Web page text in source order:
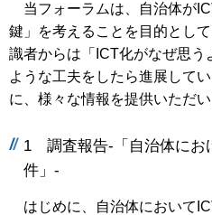
当フォーラムは、自治体が
鍵」を考えることを目的とし
識者からは「ICT化がなぜ思
ような工夫をしたら進展して
に、様々な情報を提供いただい
1 調査報告-「自治体にお
件」-
はじめに、自治体において